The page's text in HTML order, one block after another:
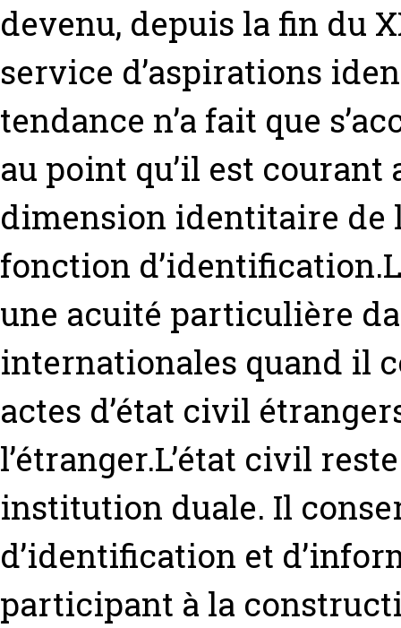
devenu, depuis la fin du
service d’aspirations
tendance n’a fait que
au point qu’il est
dimension identitaire de
fonction
une acuité particulière
internationales quand il
actes d’état civil
l’étranger.L’état civil
institution duale. Il
d’identification et
participant à la